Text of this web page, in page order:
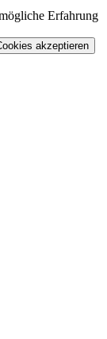
Erfahrung
akzeptieren